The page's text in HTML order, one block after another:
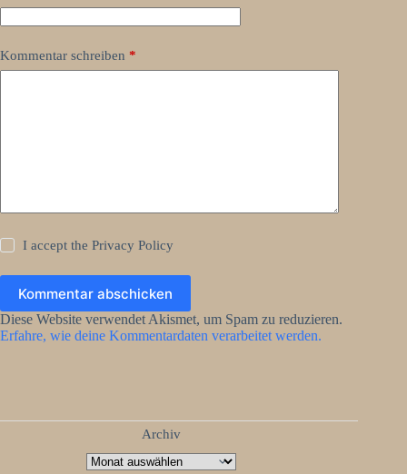
Kommentar schreiben *
I accept thePrivacy Policy
Kommentar abschicken
Diese Website verwendet Akismet, um Spam zu reduzieren.
Erfahre, wie deine Kommentardaten verarbeitet werden.
Archiv